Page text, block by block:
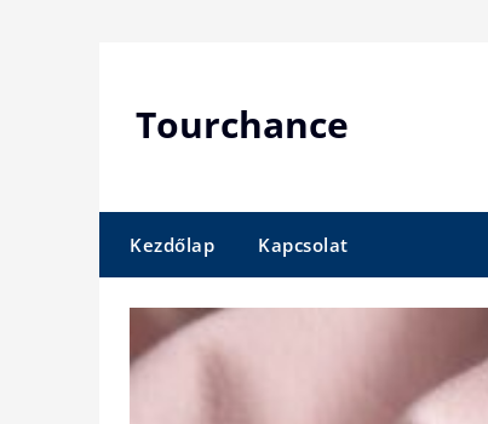
Tourchance
Kezdőlap Kapcsolat